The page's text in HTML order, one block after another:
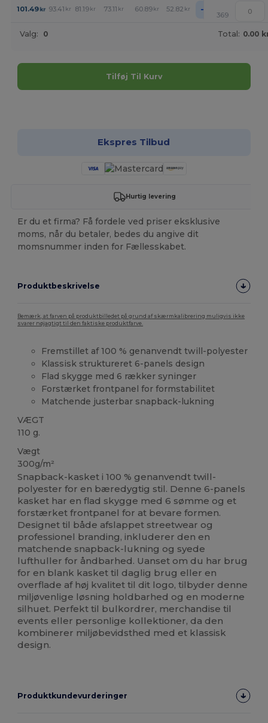
101.49kr 93.41 kr 81.19 kr 73.11 kr 60.89 kr 52.82 kr + 369
Valg: 0 Total: 0.00
Tilføj Til Kurv
Ekspres Tilbud
Hurtig levering
Er du et firma? Få fordele ved priser eksklusive
moms, når du betaler, bedes du angive dit
momsnummer inden for Fællesskabet.
Produktbeskrivelse
Bemærk, at farven på produktbilledet på grund af skærmkalibrering muligvis ikke
svarer nøjagtigt til den faktiske produktfarve.
Fremstillet af 100 % genanvendt twill-polyester
Klassisk struktureret 6-panels design
Flad skygge med 6 rækker syninger
Forstærket frontpanel for formstabilitet
Matchende justerbar snapback-lukning
VÆGT
110 g.
Vægt
300g/m²
Snapback-kasket i 100 % genanvendt twill-
polyester for en bæredygtig stil. Denne 6-panels
kasket har en flad skygge med 6 sømme og et
forstærket frontpanel for at bevare formen.
Designet til både afslappet streetwear og
professionel branding, inkluderer den en
matchende snapback-lukning og syede
lufthuller for åndbarhed. Uanset om du har brug
for en blank kasket til daglig brug eller en
overflade af høj kvalitet til dit logo, tilbyder denne
miljøvenlige løsning holdbarhed og en moderne
silhuet. Perfekt til bulkordrer, merchandise til
events eller personlige kollektioner, da den
kombinerer miljøbevidsthed med et klassisk
design.
Produktkundevurderinger